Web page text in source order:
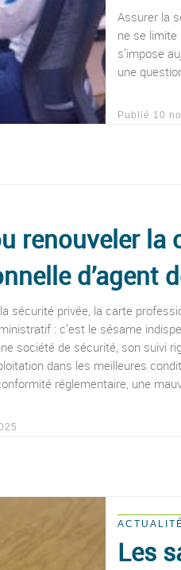
Assurer la
ne se limite
s’impose
une
Publié 10
renouveler la
d’agent
sécurité privée, la carte
: c’est le sésame
société de sécurité, son suivi
dans les meilleures
réglementaire, une
Les